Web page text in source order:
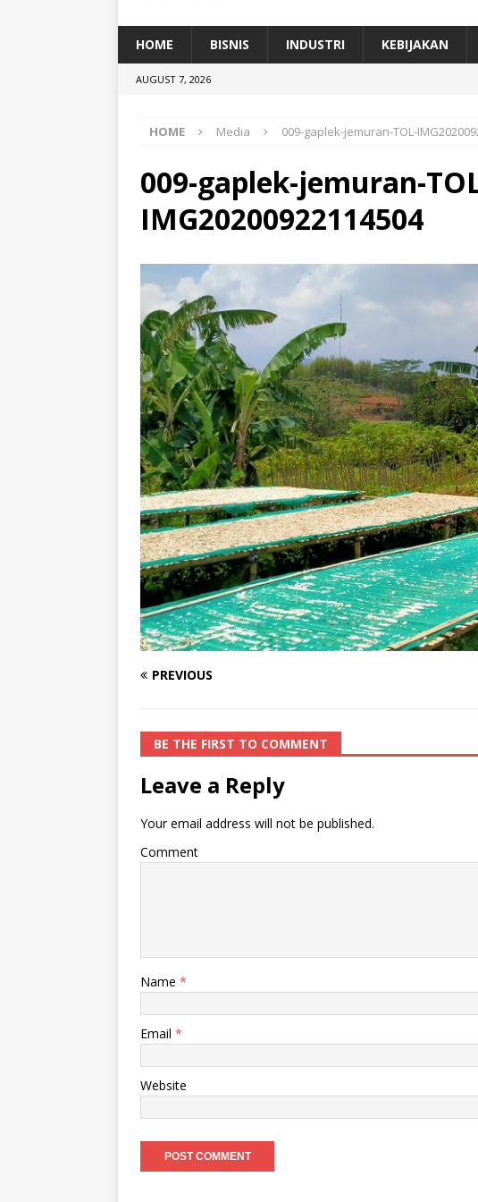
[ July 11, 2026 ] Dari Limbah ke Pakan Lele, Ini Inovasi
HOME BISNIS INDUSTRI KEBIJAKAN
AUGUST 7, 2026
HOME Media 009-gaplek-jemuran-TOL-
009-gaplek-jemuran-
IMG20200922114504
PREVIOUS
BE THE FIRST TO COMMENT
Leave a Reply
Your email address will not be published.
Comment
Name *
Email *
Website